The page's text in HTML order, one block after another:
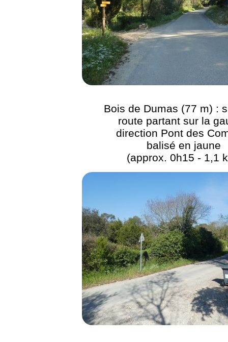
Bois de Dumas (77 m) :
route partant sur la
direction Pont des
balisé en jaune
(approx. 0h15 - 1,1